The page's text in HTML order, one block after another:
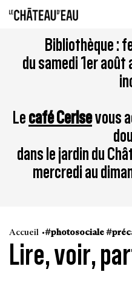
Aller
contenu
Aller
à
la
navigation
Bibliothèque :
du samedi 1er
Lecafé Cerisevous
dans le jardin du
mercredi au
Accueil #photosociale
Lire, voir,